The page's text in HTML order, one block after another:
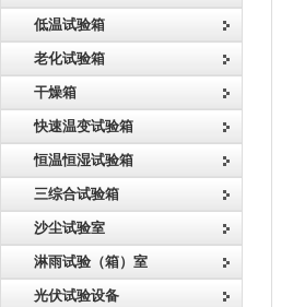
低温试验箱
老化试验箱
干燥箱
快速温变试验箱
恒温恒湿试验箱
三综合试验箱
沙尘试验室
淋雨试验（箱）室
光伏试验设备